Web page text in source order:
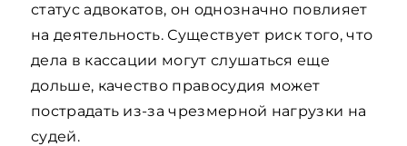
статус адвокатов, он однозначно повлияет
на деятельность. Существует риск того, что
дела в кассации могут слушаться еще
дольше, качество правосудия может
пострадать из-за чрезмерной нагрузки на
судей.